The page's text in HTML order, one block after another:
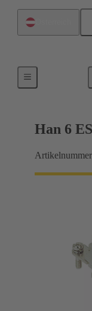
Ströme bis
Han 6